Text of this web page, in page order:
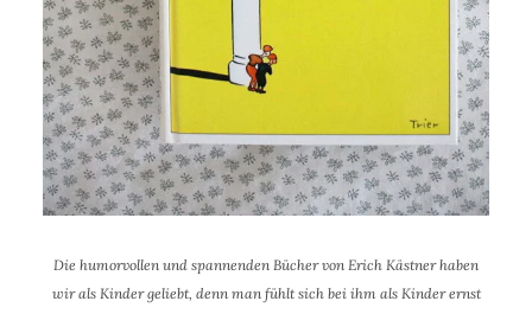
Die humorvollen und spannenden Bücher von Erich Kästner haben
wir als Kinder geliebt, denn man fühlt sich bei ihm als Kinder ernst